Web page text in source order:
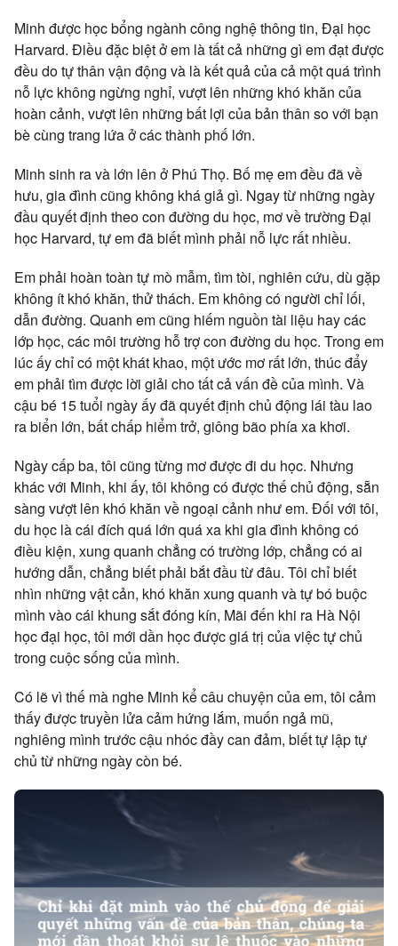
Minh được học bổng ngành công nghệ thông tin, Đại học
Harvard. Điều đặc biệt ở em là tất cả những gì em đạt được
đều do tự thân vận động và là kết quả của cả một quá trình
nỗ lực không ngừng nghỉ, vượt lên những khó khăn của
hoàn cảnh, vượt lên những bất lợi của bản thân so với bạn
bè cùng trang lứa ở các thành phố lớn.
Minh sinh ra và lớn lên ở Phú Thọ. Bố mẹ em đều đã về
hưu, gia đình cũng không khá giả gì. Ngay từ những ngày
đầu quyết định theo con đường du học, mơ về trường Đại
học Harvard, tự em đã biết mình phải nỗ lực rất nhiều.
Em phải hoàn toàn tự mò mẫm, tìm tòi, nghiên cứu, dù gặp
không ít khó khăn, thử thách. Em không có người chỉ lối,
dẫn đường. Quanh em cũng hiếm nguồn tài liệu hay các
lớp học, các môi trường hỗ trợ con đường du học. Trong em
lúc ấy chỉ có một khát khao, một ước mơ rất lớn, thúc đẩy
em phải tìm được lời giải cho tất cả vấn đề của mình. Và
cậu bé 15 tuổi ngày ấy đã quyết định chủ động lái tàu lao
ra biển lớn, bất chấp hiểm trở, giông bão phía xa khơi.
Ngày cấp ba, tôi cũng từng mơ được đi du học. Nhưng
khác với Minh, khi ấy, tôi không có được thế chủ động, sẵn
sàng vượt lên khó khăn về ngoại cảnh như em. Đối với tôi,
du học là cái đích quá lớn quá xa khi gia đình không có
điều kiện, xung quanh chẳng có trường lớp, chẳng có ai
hướng dẫn, chẳng biết phải bắt đầu từ đâu. Tôi chỉ biết
nhìn những vật cản, khó khăn xung quanh và tự bó buộc
mình vào cái khung sắt đóng kín, Mãi đến khi ra Hà Nội
học đại học, tôi mới dần học được giá trị của việc tự chủ
trong cuộc sống của mình.
Có lẽ vì thế mà nghe Minh kể câu chuyện của em, tôi cảm
thấy được truyền lửa cảm hứng lắm, muốn ngả mũ,
nghiêng mình trước cậu nhóc đầy can đảm, biết tự lập tự
chủ từ những ngày còn bé.